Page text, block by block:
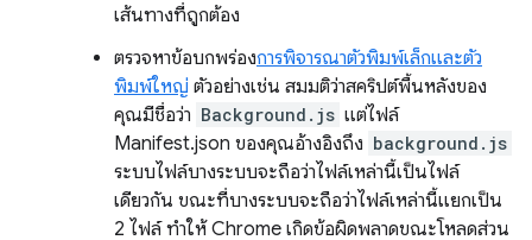
เส้นทางที่ถูกต้อง
ตรวจหาข้อบกพร่องการพิจารณาตัวพิมพ์เล็กและตัว
พิมพ์ใหญ่ ตัวอย่างเช่น สมมติว่าสคริปต์พื้นหลังของ
คุณมีชื่อว่า Background.js แต่ไฟล์
Manifest.json ของคุณอ้างอิงถึง background.js
ระบบไฟล์บางระบบจะถือว่าไฟล์เหล่านี้เป็นไฟล์
เดียวกัน ขณะที่บางระบบจะถือว่าไฟล์เหล่านี้แยกเป็น
2 ไฟล์ ทำให้ Chrome เกิดข้อผิดพลาดขณะโหลดส่วน